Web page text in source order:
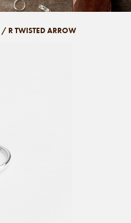
/ R TWISTED ARROW